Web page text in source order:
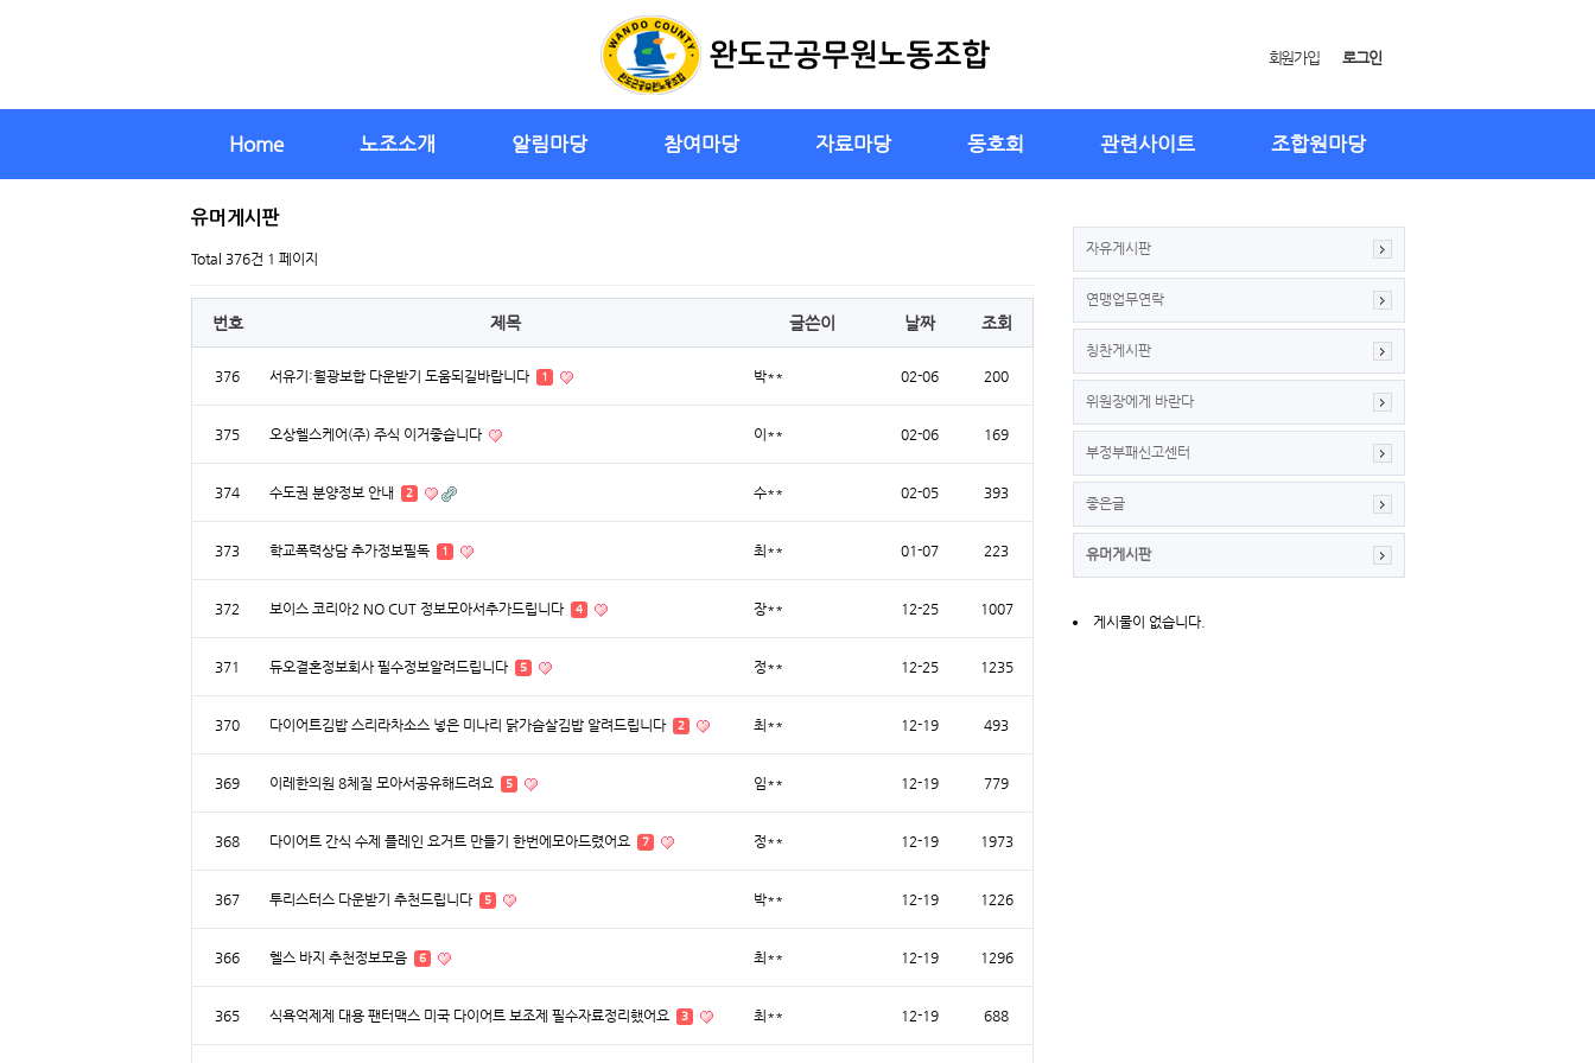
회원가입 로그인
Home 노조소개 알림마당 참여마당 자료마당 동호회 관련사이트 조합원마당
자유게시판
연맹업무연락
칭찬게시판
위원장에게 바란다
부정부패신고센터
좋은글
유머게시판
게시물이 없습니다.
유머게시판
Total 376건 1 페이지
번호 제목 글쓴이 날짜 조회
376 서유기:월광보합 다운받기 도움되길바랍니다 1 박** 02-06 200
375 오상헬스케어(주) 주식 이거좋습니다 이** 02-06 169
374 수도권 분양정보 안내 2 수** 02-05 393
373 학교폭력상담 추가정보필독 1 최** 01-07 223
372 보이스 코리아2 NO CUT 정보모아서추가드립니다 4 장** 12-25 1007
371 듀오결혼정보회사 필수정보알려드립니다 5 정** 12-25 1235
370 다이어트김밥 스리라차소스 넣은 미나리 닭가슴살김밥 알려드립니다 2 최** 12-19 493
369 이레한의원 8체질 모아서공유해드려요 5 임** 12-19 779
368 다이어트 간식 수제 플레인 요거트 만들기 한번에모아드렸어요 7 정** 12-19 1973
367 투리스터스 다운받기 추천드립니다 5 박** 12-19 1226
366 헬스 바지 추천정보모음 6 최** 12-19 1296
365 식욕억제제 대용 팬터맥스 미국 다이어트 보조제 필수자료정리했어요 3 최** 12-19 688